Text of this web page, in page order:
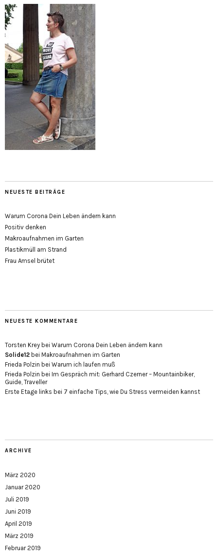
NEUESTE BEITRÄGE
Warum Corona Dein Leben ändern kann
Positiv denken
Makroaufnahmen im Garten
Plastikmüll am Strand
Frau Amsel brütet
NEUESTE KOMMENTARE
Torsten Krey bei Warum Corona Dein Leben ändern kann
Solide12 bei Makroaufnahmen im Garten
Frieda Polzin bei Warum ich laufen muß
Frieda Polzin bei Im Gespräch mit: Gerhard Czerner – Mountainbiker,
Guide, Traveller
Erste Etage links bei 7 einfache Tips, wie Du Stress vermeiden kannst
ARCHIVE
März 2020
Januar 2020
Juli 2019
Juni 2019
April 2019
März 2019
Februar 2019